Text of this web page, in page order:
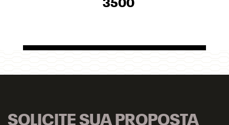
3500
SOLICITE SUA PROPOSTA